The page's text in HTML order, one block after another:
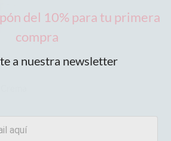
del 10% para tu primera
compra
a nuestra newsletter